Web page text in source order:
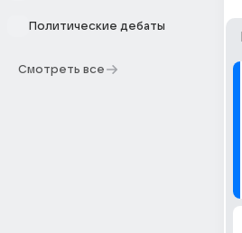
Политические дебаты
Смотреть все